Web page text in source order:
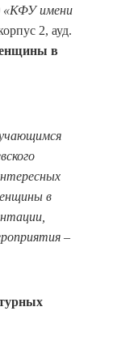
«КФУ имени
2, ауд.
в
в
–